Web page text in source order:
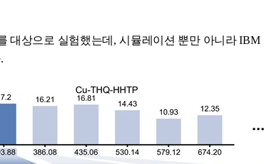
대상으로 실험했는데 ,시뮬레이션 뿐만 아니라IBM
.